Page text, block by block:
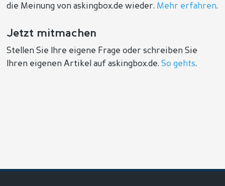
die Meinung von askingbox.de wieder. Mehr erfahren.
Jetzt mitmachen
Stellen Sie Ihre eigene Frage oder schreiben Sie
Ihren eigenen Artikel auf askingbox.de.So gehts.